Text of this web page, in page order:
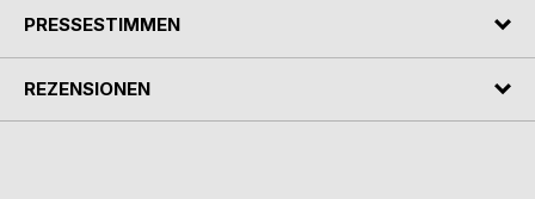
PRESSESTIMMEN
REZENSIONEN